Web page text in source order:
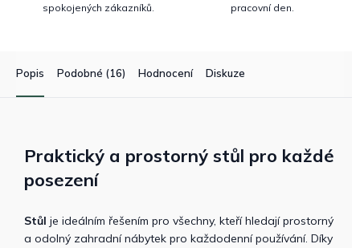
spokojených zákazníků.
pracovní den.
Popis Podobné (16) Hodnocení Diskuze
Praktický a prostorný stůl pro každé
posezení
Stůl je ideálním řešením pro všechny, kteří hledají prostorný
a odolný zahradní nábytek pro každodenní používání. Díky